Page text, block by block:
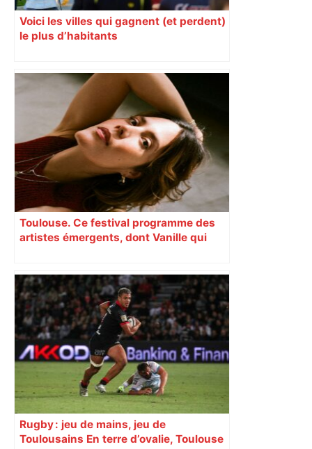
Voici les villes qui gagnent (et perdent)
le plus d’habitants
Toulouse. Ce festival programme des
artistes émergents, dont Vanille qui
Rugby : jeu de mains, jeu de
Toulousains En terre d’ovalie, Toulouse